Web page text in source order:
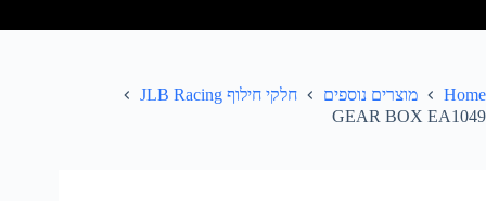
Home מוצרים נוספים
חלקי חילוף JLB Racing
GEAR BOX EA1049